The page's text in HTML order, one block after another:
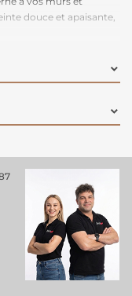
douce et apaisante,
et accueillante dans
optimale,
Profitez d'une